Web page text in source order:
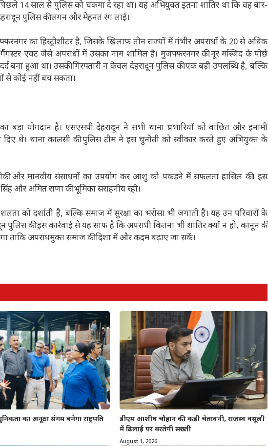
14 साल से पुलिस को चकमा दे रहा था। यह अभियुक्त इतना शातिर था कि वह बार-
पुलिस की लगन और मेहनत रंग लाई।
का हिस्ट्रीशीटर है, जिसके खिलाफ तीन राज्यों में गंभीर अपराधों के 20 से अधिक
एक्ट जैसे अपराधों में उसका नाम शामिल है। मुजफ्फरनगर की नूर मस्जिद के पीछे
बना हुआ था। उसकी गिरफ्तारी न केवल देहरादून पुलिस की एक बड़ी उपलब्धि है, बल्कि
से कोई नहीं बच सकता।
योगदान है। एसएसपी देहरादून ने सभी थाना प्रभारियों को वांछित और इनामी
थे। थाना कालसी की पुलिस टीम ने इस चुनौती को स्वीकार करते हुए अभियुक्त के
और मानवीय संसाधनों का उपयोग कर आशु को पकड़ने में सफलता हासिल की। इस
और अमित राणा की भूमिका सराहनीय रही।
को दर्शाती है, बल्कि समाज में सुरक्षा का भरोसा भी जगाती है। यह उन परिवारों के
पुलिस की इस कार्रवाई से यह साफ है कि अपराधी कितना भी शातिर क्यों न हो, कानून की
ताकि अपराधमुक्त समाज की दिशा में और कदम बढ़ाए जा सकें।
का अनूठा संगम बनेगा राष्ट्रपति
डीएम आशीष चौहान की कड़ी चेतावनी, राजस्व वसूली
में ढिलाई पर बरतेगी सख्ती
August 1, 2026